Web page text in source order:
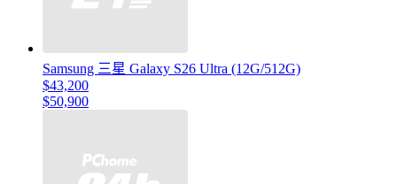
Samsung 三星 Galaxy S26 Ultra (12G/512G)
$43,200
$50,900